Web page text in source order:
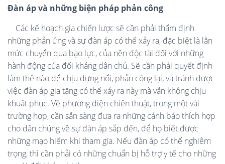
Đàn áp và những biện pháp phản công
Các kế hoạch gia chiến lược sẽ cần phải thẩm định
những phản ứng và sự đàn áp có thể xảy ra, đặc biệt là lằn
mức chuyển qua bạo lực, của nền độc tài đối với những
hành động của đối kháng dân chủ. Sẽ cần phải quyết định
làm thế nào để chịu đựng nổi, phản công lại, và tránh được
việc đàn áp gia tăng có thể xảy ra này mà vẫn không chịu
khuất phục. Về phương diện chiến thuật, trong một vài
trường hợp, cần sẵn sàng đưa ra những cảnh báo thích hợp
cho dân chúng về sự đàn áp sắp đến, để họ biết được
những mạo hiểm khi tham gia. Nếu đàn áp có thể nghiêm
trọng, thì cần phải có những chuẩn bị hỗ trợ y tế cho những